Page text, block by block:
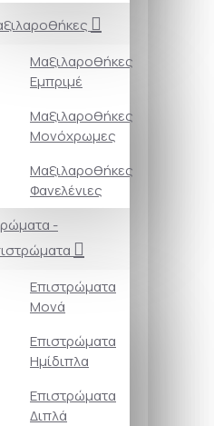
Μαξιλαροθήκες
Εμπριμέ
Μαξιλαροθήκες
Μονόχρωμες
Μαξιλαροθήκες
Φανελένιες
-
Επιστρώματα
Μονά
Επιστρώματα
Ημίδιπλα
Επιστρώματα
Διπλά